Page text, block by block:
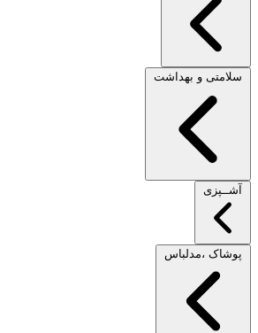
سلامتی و بهداشت
آشــپزی
پوشاک ،مدلباس